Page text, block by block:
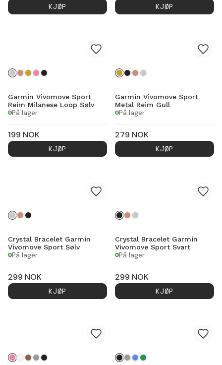
KJØP
KJØP
Garmin Vivomove Sport
Reim Milanese Loop Sølv
På lager
199 NOK
KJØP
Garmin Vivomove Sport
Metal Reim Gull
På lager
279 NOK
KJØP
Crystal Bracelet Garmin
Vivomove Sport Sølv
På lager
299 NOK
KJØP
Crystal Bracelet Garmin
Vivomove Sport Svart
På lager
299 NOK
KJØP